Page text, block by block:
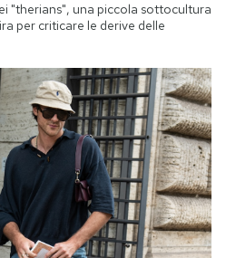
"therians", una piccola sottocultura
per criticare le derive delle